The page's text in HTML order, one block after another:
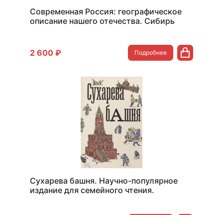
Современная Россия: географическое
описание нашего отечества. Сибирь
2 600 ₽ Подробнее
Сухарева башня. Научно-популярное
издание для семейного чтения.